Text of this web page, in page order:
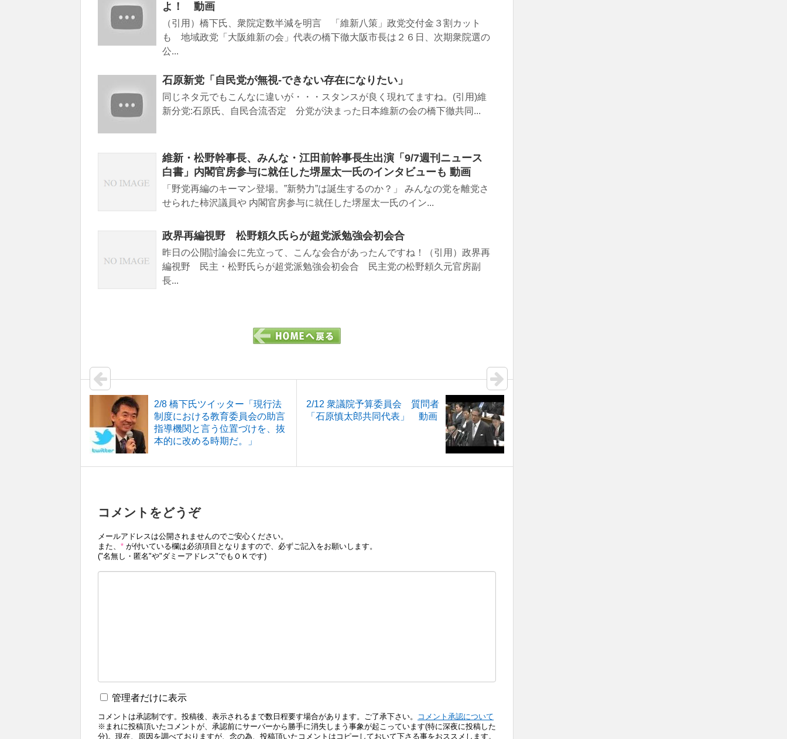
よ！ 動画
（引用）橋下氏、衆院定数半減を明言 「維新八策」政党交付金３割カット
も 地域政党「大阪維新の会」代表の橋下徹大阪市長は２６日、次期衆院選の
公...
石原新党「自民党が無視-できない存在になりたい」
同じネタ元でもこんなに違いが・・・スタンスが良く現れてますね。(引用)維
新分党:石原氏、自民合流否定 分党が決まった日本維新の会の橋下徹共同...
維新・松野幹事長、みんな・江田前幹事長生出演「9/7週刊ニュース
白書」内閣官房参与に就任した堺屋太一氏のインタビューも 動画
「野党再編のキーマン登場。”新勢力”は誕生するのか？」 みんなの党を離党さ
せられた柿沢議員や 内閣官房参与に就任した堺屋太一氏のイン...
政界再編視野 松野頼久氏らが超党派勉強会初会合
昨日の公開討論会に先立って、こんな会合があったんですね！（引用）政界再
編視野 民主・松野氏らが超党派勉強会初会合 民主党の松野頼久元官房副
長...
2/8 橋下氏ツイッター「現行法
制度における教育委員会の助言
指導機関と言う位置づけを、抜
本的に改める時期だ。」
2/12 衆議院予算委員会 質問者
「石原慎太郎共同代表」 動画
コメントをどうぞ
メールアドレスは公開されませんのでご安心ください。
また、 * が付いている欄は必須項目となりますので、必ずご記入をお願いします。
("名無し・匿名"や"ダミーアドレス"でもＯＫです)
管理者だけに表示
コメントは承認制です。投稿後、表示されるまで数日程要す場合があります。ご了承下さい。
コメント承認について
※まれに投稿頂いたコメントが、承認前にサーバーから勝手に消失しまう事象が起こっています(特に深夜に投稿した
分)。現在、原因を調べておりますが、念の為、投稿頂いたコメントはコピーしておいて下さる事をおススメします。